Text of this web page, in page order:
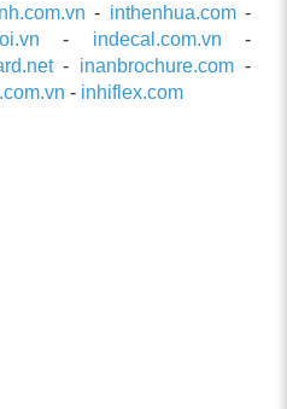
- inthenhua.com-
- indecal.com.vn -
- inanbrochure.com -
- inhiflex.com